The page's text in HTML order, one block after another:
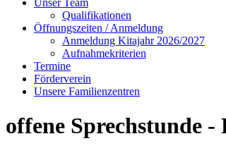
Unser Team
Qualifikationen
Öffnungszeiten / Anmeldung
Anmeldung Kitajahr 2026/2027
Aufnahmekriterien
Termine
Förderverein
Unsere Familienzentren
offene Sprechstunde